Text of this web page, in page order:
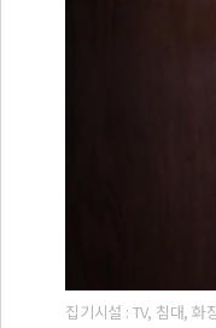
집기시설 : TV, 침대,